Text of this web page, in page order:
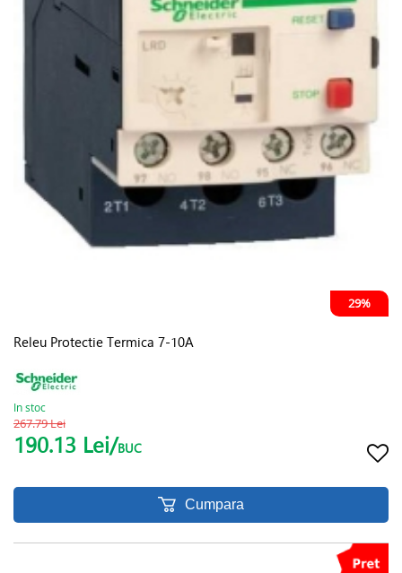
29%
Releu Protectie Termica 7-10A
In stoc
267.79 Lei
190.13 Lei/BUC
Cumpara